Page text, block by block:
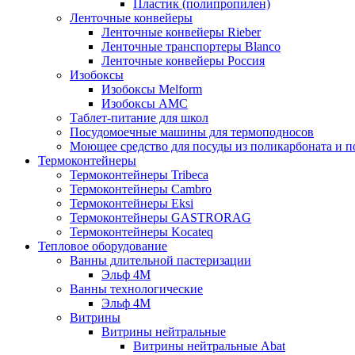
Пластик (полипропилен)
Ленточные конвейеры
Ленточные конвейеры Rieber
Ленточные транспортеры Blanco
Ленточные конвейеры Россия
Изобоксы
Изобоксы Melform
Изобоксы AMC
Таблет-питание для школ
Посудомоечные машины для термоподносов
Моющее средство для посуды из поликарбоната и
Термоконтейнеры
Термоконтейнеры Tribeca
Термоконтейнеры Cambro
Термоконтейнеры Eksi
Термоконтейнеры GASTRORAG
Термоконтейнеры Kocateq
Тепловое оборудование
Ванны длительной пастеризации
Эльф 4М
Ванны технологические
Эльф 4М
Витрины
Витрины нейтральные
Витрины нейтральные Abat